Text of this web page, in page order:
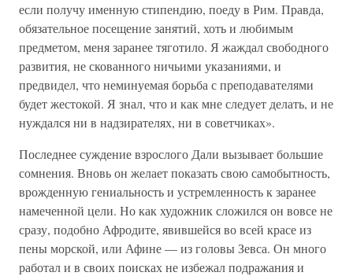
если получу именную стипендию, поеду в Рим. Правда,
обязательное посещение занятий, хоть и любимым
предметом, меня заранее тяготило. Я жаждал свободного
развития, не скованного ничьими указаниями, и
предвидел, что неминуемая борьба с преподавателями
будет жестокой. Я знал, что и как мне следует делать, и не
нуждался ни в надзирателях, ни в советчиках».
Последнее суждение взрослого Дали вызывает большие
сомнения. Вновь он желает показать свою самобытность,
врожденную гениальность и устремленность к заранее
намеченной цели. Но как художник сложился он вовсе не
сразу, подобно Афродите, явившейся во всей красе из
пены морской, или Афине — из головы Зевса. Он много
работал и в своих поисках не избежал подражания и